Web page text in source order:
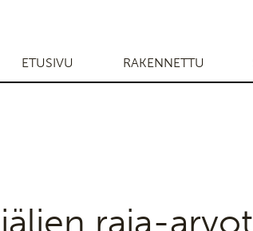
ETUSIVU RAKENNETTU
raja-arvot